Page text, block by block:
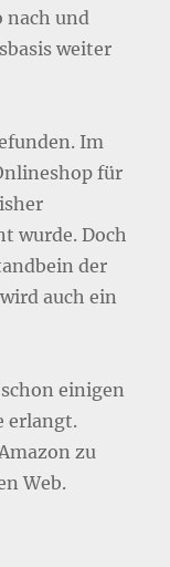
nach und
weiter
Im
für
wurde. Doch
der
auch ein
einigen
erlangt.
zu
Web.